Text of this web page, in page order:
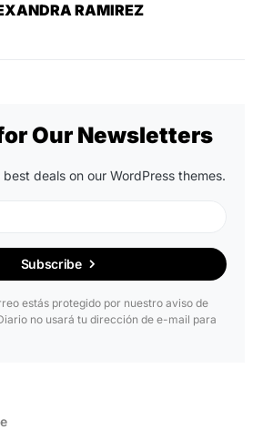
RAMIREZ
Our Newsletters
deals on our WordPress themes.
Subscribe
estás protegido por nuestro aviso de
no usará tu dirección de e-mail para